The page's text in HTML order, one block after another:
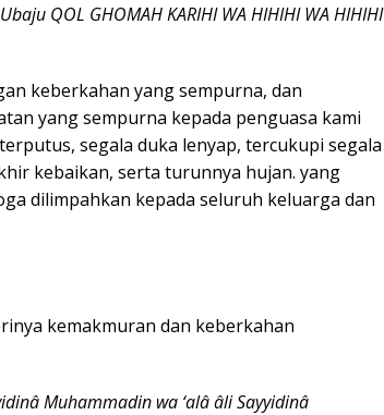
QOL GHOMAH KARIHI WA HIHIHI WA HIHIHI
keberkahan yang sempurna, dan
yang sempurna kepada penguasa kami
segala duka lenyap, tercukupi segala
kebaikan, serta turunnya hujan. yang
dilimpahkan kepada seluruh keluarga dan
kemakmuran dan keberkahan
Muhammadin wa ‘alâ âli Sayyidinâ